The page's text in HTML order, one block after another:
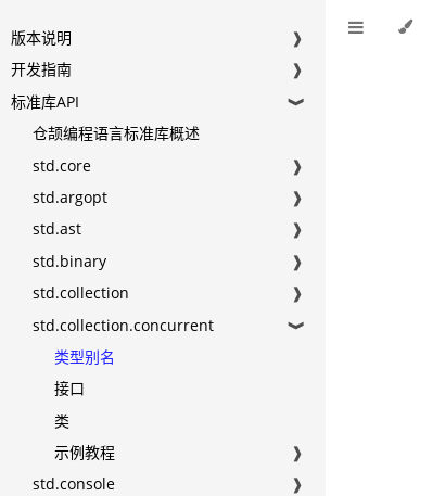
版本说明
❱
开发指南
❱
标准库API
❱
仓颉编程语言标准库概述
std.core
❱
std.argopt
❱
std.ast
❱
std.binary
❱
std.collection
❱
std.collection.concurrent
❱
类型别名
接口
类
示例教程
❱
std.console
❱